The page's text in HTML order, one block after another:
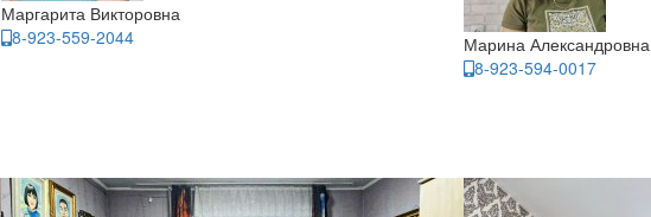
Маргарита Викторовна
8-923-559-2044
Марина Александровна
8-923-594-0017